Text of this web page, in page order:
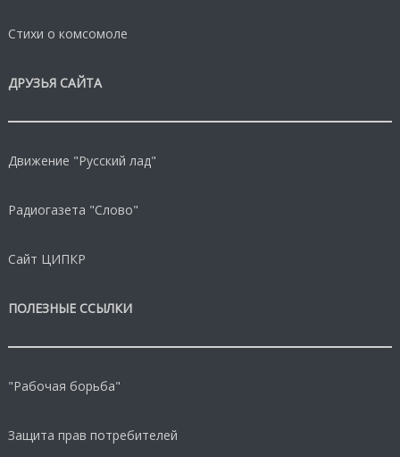
Стихи о комсомоле
ДРУЗЬЯ САЙТА
Движение "Русский лад"
Радиогазета "Слово"
Сайт ЦИПКР
ПОЛЕЗНЫЕ ССЫЛКИ
"Рабочая борьба"
Защита прав потребителей